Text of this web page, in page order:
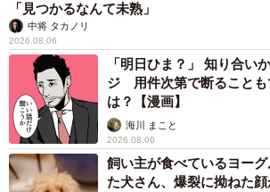
「見つかるなんて未熟」
中将 タカノリ
2026.08.06
「明日ひま？」 知り合い
ジ 用件次第で断ることも
は？【漫画】
海川 まこと
2026.08.06
飼い主が食べているヨー
た犬さん、爆裂に拗ねた